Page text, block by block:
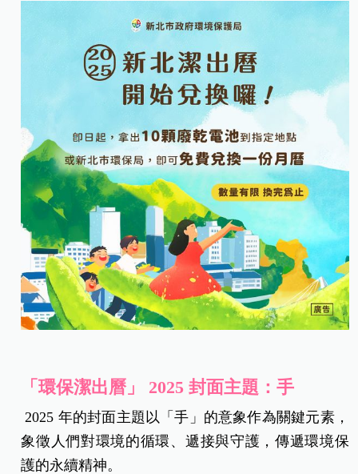
「環保潔出曆」 2025 封面主題：手
2025 年的封面主題以「手」的意象作為關鍵元素，
象徵人們對環境的循環、遞接與守護，傳遞環境保
護的永續精神。